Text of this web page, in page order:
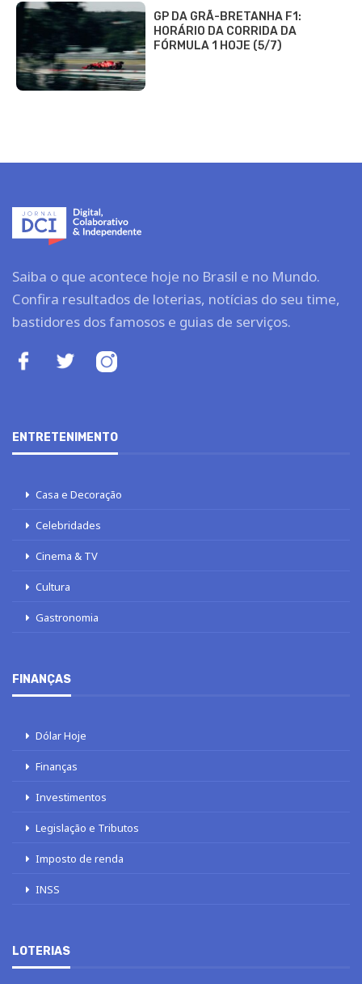
GP DA GRÃ-BRETANHA F1:
HORÁRIO DA CORRIDA DA
FÓRMULA 1 HOJE (5/7)
Saiba o que acontece hoje no Brasil e no Mundo.
Confira resultados de loterias, notícias do seu time,
bastidores dos famosos e guias de serviços.
ENTRETENIMENTO
Casa e Decoração
Celebridades
Cinema & TV
Cultura
Gastronomia
FINANÇAS
Dólar Hoje
Finanças
Investimentos
Legislação e Tributos
Imposto de renda
INSS
LOTERIAS